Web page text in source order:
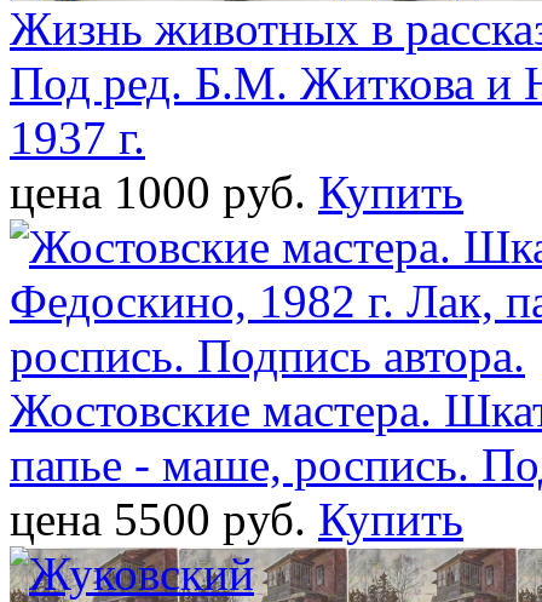
Жизнь животных в
Под ред. Б.М. Житкова и
1937 г.
цена 1000 pуб. Купить
Жостовские мастера.
папье - маше, роспись.
цена 5500 pуб. Купить